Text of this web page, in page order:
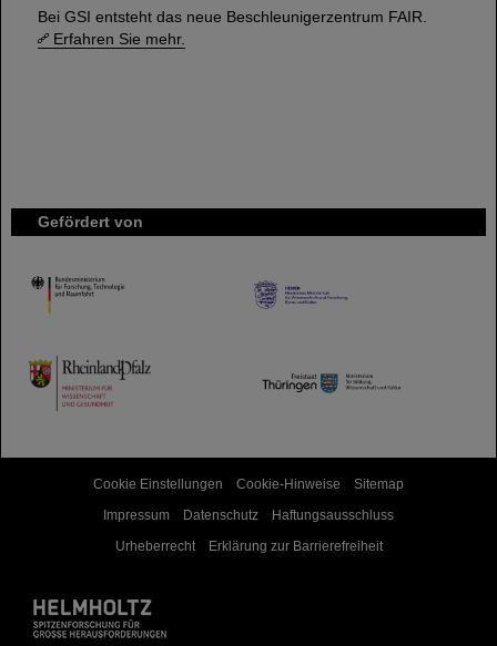
Bei GSI entsteht das neue Beschleunigerzentrum FAIR.
Erfahren Sie mehr.
Gefördert von
HMWK
TMWWDG
Cookie Einstellungen Cookie-Hinweise
Sitemap
Impressum
Datenschutz
Haftungsausschluss
Urheberrecht
Erklärung zur Barrierefreiheit